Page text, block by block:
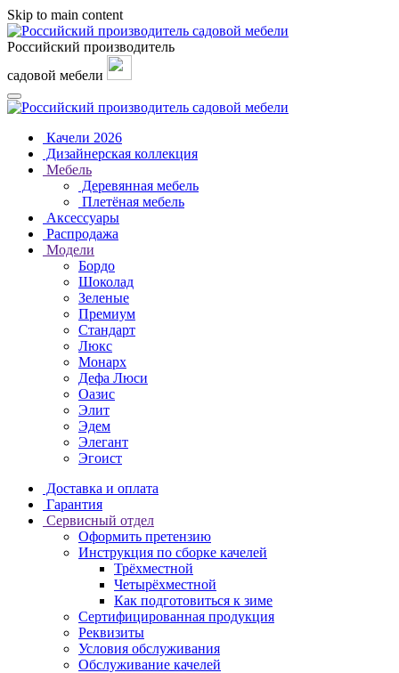
Skip to main content
Российский производитель
садовой мебели
Качели 2026
Дизайнерская коллекция
Мебель
Деревянная мебель
Плетёная мебель
Аксессуары
Распродажа
Модели
Бордо
Шоколад
Зеленые
Премиум
Стандарт
Люкс
Монарх
Дефа Люси
Оазис
Элит
Эдем
Элегант
Эгоист
Доставка и оплата
Гарантия
Сервисный отдел
Оформить претензию
Инструкция по сборке качелей
Трёхместной
Четырёхместной
Как подготовиться к зиме
Сертифицированная продукция
Реквизиты
Условия обслуживания
Обслуживание качелей